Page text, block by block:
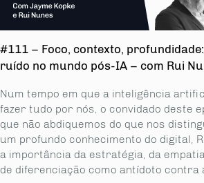
#111 – Foco, contexto,
ruído no mundo pós-IA – com Rui
Num tempo em que a inteligência
fazer tudo por nós, o convidado deste
que não abdiquemos do que nos
um profundo conhecimento do digital,
a importância da estratégia, da
de diferenciação como antídoto contra